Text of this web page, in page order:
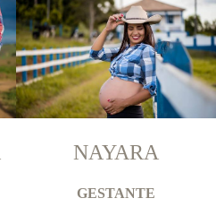
NAYARA
GESTANTE